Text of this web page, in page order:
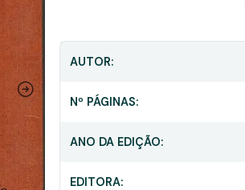
AUTOR:
Nº PÁGINAS:
ANO DA EDIÇÃO:
EDITORA: